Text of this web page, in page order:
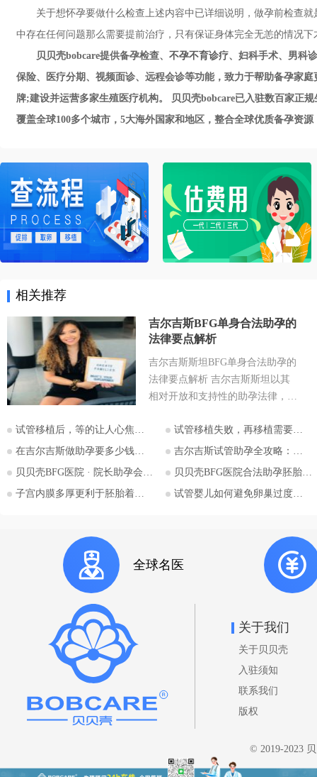
关于想怀孕要做什么检查上述内容中已详细说明，做孕前检查就
中存在任何问题那么需要提前治疗，只有保证身体完全无恙的情况
贝贝壳bobcare提供备孕检查、 不孕不育诊疗、妇科手术、男科
保险、医疗分期、视频面诊、远程会诊等功能，致力于帮助备孕家
牌;建设并运营多家生殖医疗机构。 贝贝壳bobcare已入驻数百家正
覆盖全球100多个城市，5大海外国家和地区，整合全球优质备孕资
相关推荐
吉尔吉斯BFG单身合法助孕的
法律要点解析
吉尔吉斯斯坦BFG单身合法助孕的
法律要点解析 吉尔吉斯斯坦以其
相对开放和支持性的助孕法律，成
地。特别是对于希望通过助孕实现
为人父母梦想的单身人士，吉尔吉
斯斯坦的法律框架值得深入探讨。
法律的核心要点，并特别关注单身
拉套大学附属BFG生殖妇产医院的
咨询信息。 核心要点一：吉尔吉
斯斯坦助孕法律概述 吉尔吉斯斯
《家庭法》、《公民健康保护法》
尔吉斯斯坦法律明确承认并规范了
助孕行为，包括商业助孕，允许委
托人向助孕母亲支付报酬。 亲权
认定： 法律明确规定，在签署合
子，其合法父母直接认定为委托
人，而非助孕母亲。助孕母亲在分
试管移植后，等的让人心焦的胎心和胎芽，何时会出现？
试管移植失败，再移植需要注意哪些？
在吉尔吉斯做助孕要多少钱？2026比什凯克费用全公开，拒绝隐形消费
吉尔吉斯试管助孕全攻略：为什么越来越多的中国家庭选择比什凯克？
贝贝壳BFG医院 · 院长助孕会（济南站）
贝贝壳BFG医院合法助孕胚胎移植流程详解
子宫内膜多厚更利于胚胎着床？
试管婴儿如何避免卵巢过度刺激综合征
全球名医
关于我们
关于贝贝壳
入驻须知
联系我们
版权
© 2019-2023